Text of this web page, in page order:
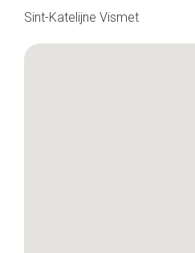
Sint-Katelijne Vismet